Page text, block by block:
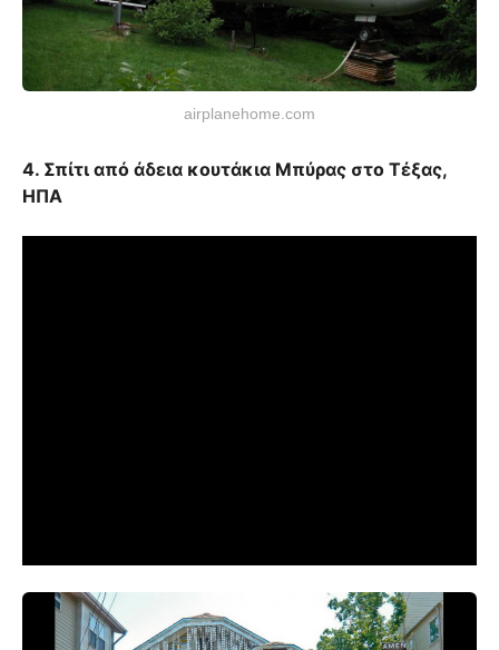
airplanehome.com
4. Σπίτι από άδεια κουτάκια Μπύρας στο Τέξας,
ΗΠΑ